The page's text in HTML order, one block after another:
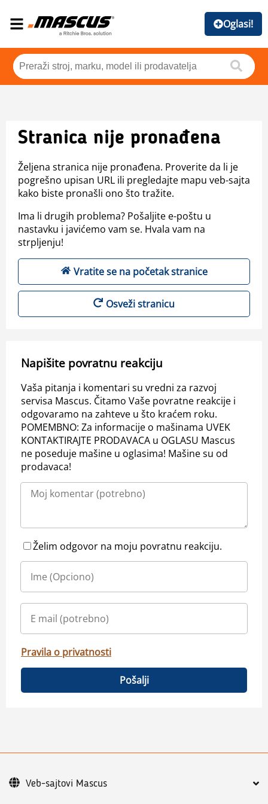
Oglasi!
Stranica nije pronađena
Željena stranica nije pronađena. Proverite da li je
pogrešno upisan URL ili pregledajte mapu veb-sajta
kako biste pronašli ono što tražite.
Ima li drugih problema? Pošaljite e-poštu u
nastavku i javićemo vam se. Hvala vam na
strpljenju!
Vratite se na početak stranice
Osveži stranicu
Napišite povratnu reakciju
Vaša pitanja i komentari su vredni za razvoj
servisa Mascus. Čitamo Vaše povratne reakcije i
odgovaramo na zahteve u što kraćem roku.
POMEMBNO: Za informacije o mašinama UVEK
KONTAKTIRAJTE PRODAVACA u OGLASU Mascus
ne poseduje mašine u oglasima! Mašine su od
prodavaca!
Želim odgovor na moju povratnu reakciju.
Pravila o privatnosti
Pošalji
Veb-sajtovi Mascus